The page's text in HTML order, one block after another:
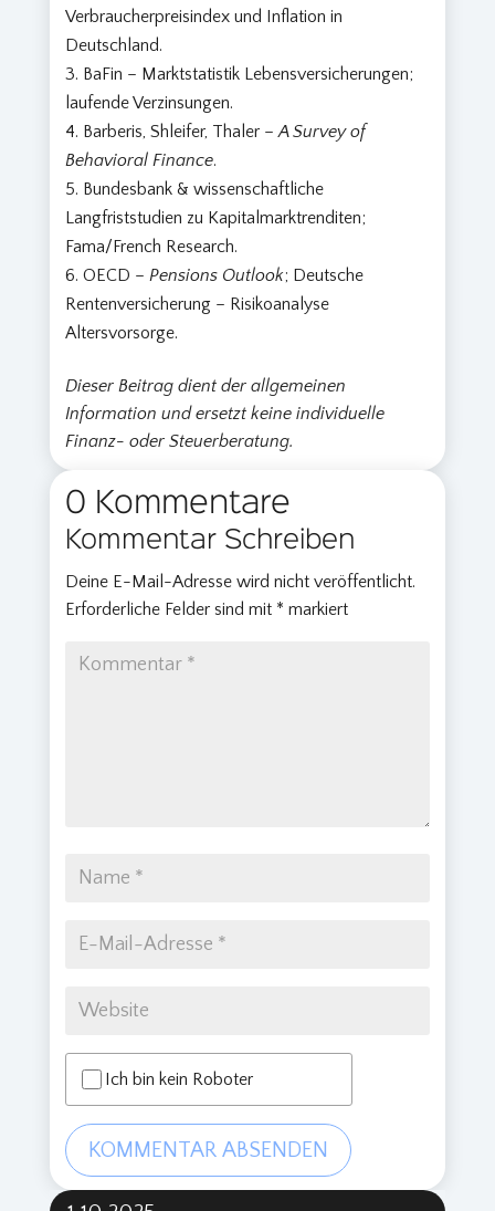
Verbraucherpreisindex und Inflation in
Deutschland.
BaFin – Marktstatistik Lebensversicherungen;
laufende Verzinsungen.
Barberis, Shleifer, Thaler –A Survey of
Behavioral Finance.
Bundesbank & wissenschaftliche
Langfriststudien zu Kapitalmarktrenditen;
Fama/French Research.
OECD –Pensions Outlook; Deutsche
Rentenversicherung – Risikoanalyse
Altersvorsorge.
Dieser Beitrag dient der allgemeinen
Information und ersetzt keine individuelle
Finanz- oder Steuerberatung.
0 Kommentare
Kommentar Schreiben
Deine E-Mail-Adresse wird nicht veröffentlicht.
Erforderliche Felder sind mit * markiert
Ich bin kein Roboter
KOMMENTAR ABSENDEN